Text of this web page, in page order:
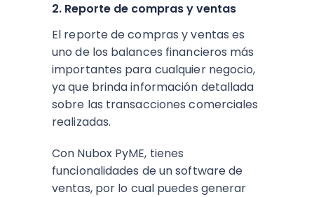
2. Reporte de compras y ventas
El reporte de compras y ventas es
uno de los balances financieros más
importantes para cualquier negocio,
ya que brinda información detallada
sobre las transacciones comerciales
realizadas.
Con Nubox PyME, tienes
funcionalidades de unsoftware de
ventas, por lo cual puedes generar